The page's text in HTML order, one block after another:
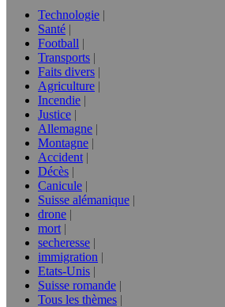
Technologie
Santé
Football
Transports
Faits divers
Agriculture
Incendie
Justice
Allemagne
Montagne
Accident
Décès
Canicule
Suisse alémanique
drone
mort
secheresse
immigration
Etats-Unis
Suisse romande
Tous les thèmes